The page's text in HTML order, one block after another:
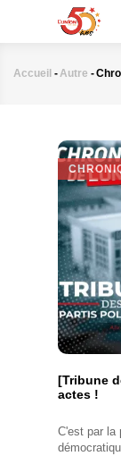
principal
Fil
Accueil -Autre -
[Tribune
actes !
C'est par la